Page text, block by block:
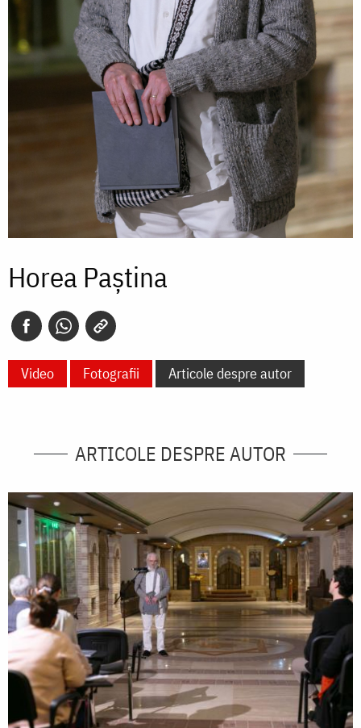
Horea Paștina
Video Fotografii Articole despre autor
ARTICOLE DESPRE AUTOR